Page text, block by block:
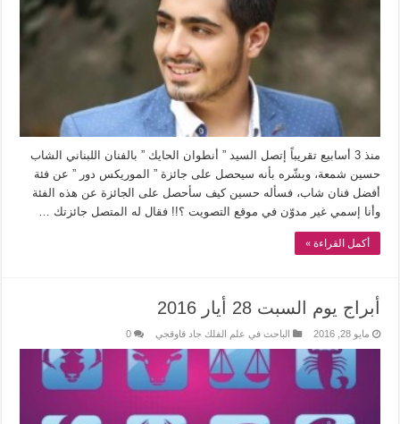
منذ 3 أسابيع تقريباً إتصل السيد ” أنطوان الحايك ” بالفنان اللبناني الشاب
حسين شمعة، وبشّره بأنه سيحصل على جائزة ” الموريكس دور ” عن فئة
أفضل فنان شاب، فسأله حسين كيف سأحصل على الجائزة عن هذه الفئة
وأنا إسمي غير مدوّن في موقع التصويت ؟!! فقال له المتصل جائزتك …
أكمل القراءة »
أبراج يوم السبت 28 أيار 2016
مايو 28, 2016 الباحث في علم الفلك جاد قاوقجي 0